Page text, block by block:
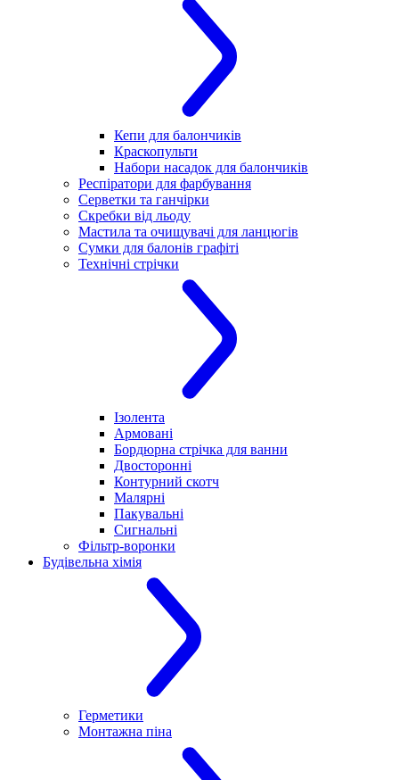
Кепи для балончиків
Краскопульти
Набори насадок для балончиків
Респіратори для фарбування
Серветки та ганчірки
Скребки від льоду
Мастила та очищувачі для ланцюгів
Сумки для балонів графіті
Технічні стрічки
Ізолента
Армовані
Бордюрна стрічка для ванни
Двосторонні
Контурний скотч
Малярні
Пакувальні
Сигнальні
Фільтр-воронки
Будівельна хімія
Герметики
Монтажна піна